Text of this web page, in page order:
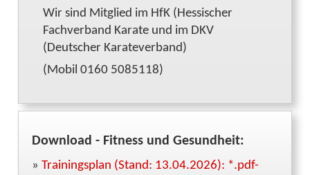
Wir sind Mitglied im HfK (Hessischer
Fachverband Karate und im DKV
(Deutscher Karateverband)
(Mobil 0160 5085118)
Download - Fitness und Gesundheit:
»Trainingsplan (Stand: 13.04.2026): *.pdf-